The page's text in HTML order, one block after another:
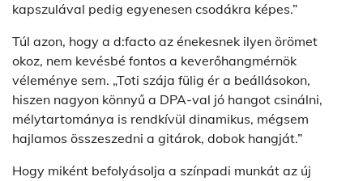
kapszulával pedig egyenesen csodákra képes.”
Túl azon, hogy a d:facto az énekesnek ilyen örömet
okoz, nem kevésbé fontos a keverőhangmérnök
véleménye sem. „Toti szája fülig ér a beállásokon,
hiszen nagyon könnyű a DPA-val jó hangot csinálni,
mélytartománya is rendkívül dinamikus, mégsem
hajlamos összeszedni a gitárok, dobok hangját.”
Hogy miként befolyásolja a színpadi munkát az új